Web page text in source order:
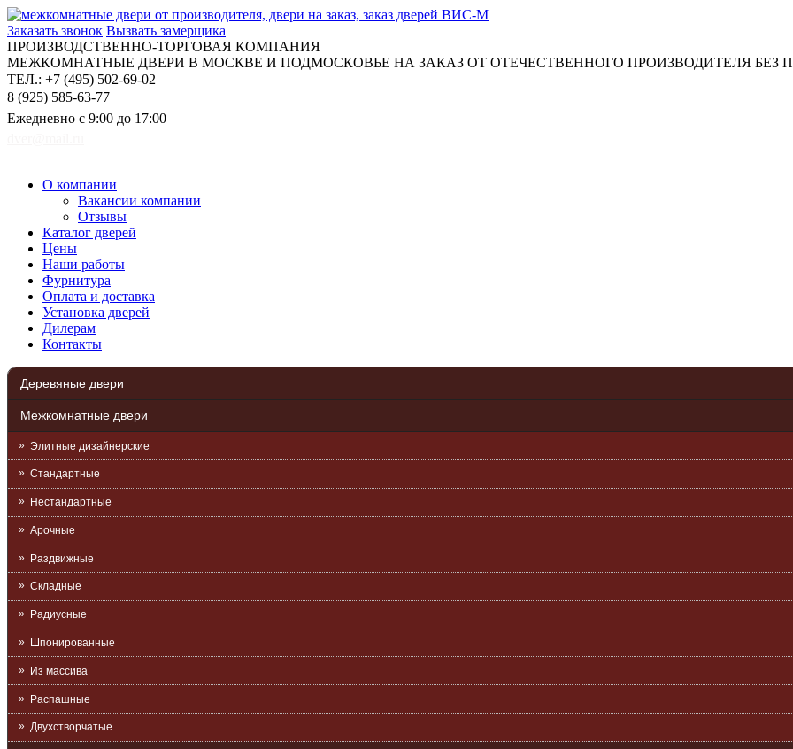
Заказать звонок Вызвать замерщика
ПРОИЗВОДСТВЕННО-ТОРГОВАЯ КОМПАНИЯ
МЕЖКОМНАТНЫЕ ДВЕРИ В МОСКВЕ И ПОДМОСКОВЬЕ НА ЗАКАЗ ОТ ОТЕЧЕСТВЕННОГО ПРОИЗВОДИТЕЛЯ БЕЗ
ТЕЛ.: +7 (495) 502-69-02
8 (925) 585-63-77
Ежедневно с 9:00 до 17:00
О компании
Вакансии компании
Отзывы
Каталог дверей
Цены
Наши работы
Фурнитура
Оплата и доставка
Установка дверей
Дилерам
Контакты
Деревяные двери
Межкомнатные двери
Элитные дизайнерские
Стандартные
Нестандартные
Арочные
Раздвижные
Складные
Радиусные
Шпонированные
Из массива
Распашные
Двухстворчатые